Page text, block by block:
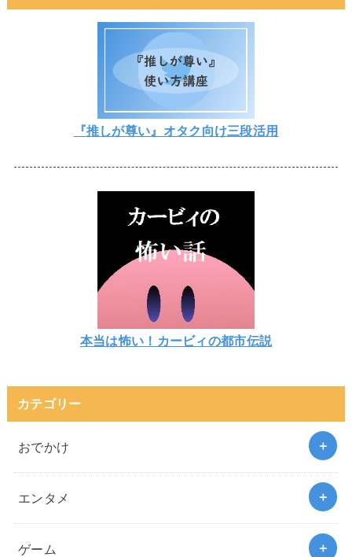
『推しが尊い』オタク向け三段活用
本当は怖い！カービィの都市伝説
カテゴリー
おでかけ
エンタメ
ゲーム